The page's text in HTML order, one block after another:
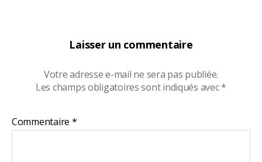
Laisser un commentaire
Votre adresse e-mail ne sera pas publiée.
Les champs obligatoires sont indiqués avec*
Commentaire *